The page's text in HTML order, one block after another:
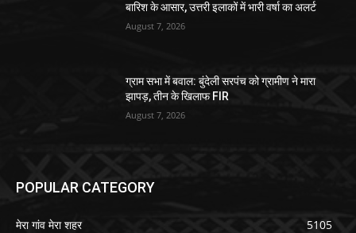
बारिश के आसार, उत्तरी इलाकों में भारी वर्षा का अलर्ट
August 7, 2026
ग्राम सभा में बवाल: बुंदेली सरपंच को ग्रामीण ने मारा
झापड़, तीन के खिलाफ FIR
August 7, 2026
POPULAR CATEGORY
मेरा गांव मेरा शहर
5105